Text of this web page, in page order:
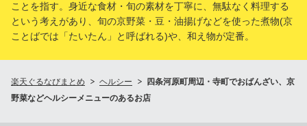
ことを指す。身近な食材・旬の素材を丁寧に、無駄なく料理する
という考えがあり、旬の京野菜・豆・油揚げなどを使った煮物(京
ことばでは「たいたん」と呼ばれる)や、和え物が定番。
楽天ぐるなびまとめ ヘルシー
四条河原町周辺・寺町でおばんざい、京
野菜などヘルシーメニューのあるお店